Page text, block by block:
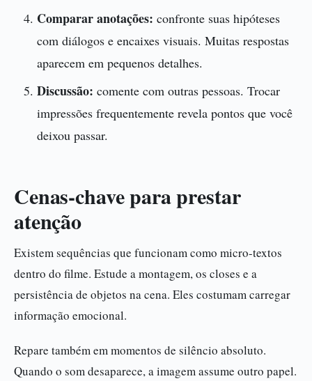
Comparar anotações: confronte suas hipóteses
com diálogos e encaixes visuais. Muitas respostas
aparecem em pequenos detalhes.
Discussão: comente com outras pessoas. Trocar
impressões frequentemente revela pontos que você
deixou passar.
Cenas-chave para prestar
atenção
Existem sequências que funcionam como micro-textos
dentro do filme. Estude a montagem, os closes e a
persistência de objetos na cena. Eles costumam carregar
informação emocional.
Repare também em momentos de silêncio absoluto.
Quando o som desaparece, a imagem assume outro papel.